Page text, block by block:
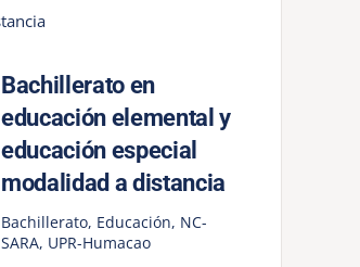
Bachillerato en
educación elemental y
educación especial
modalidad a distancia
Bachillerato, Educación, NC-
SARA, UPR-Humacao